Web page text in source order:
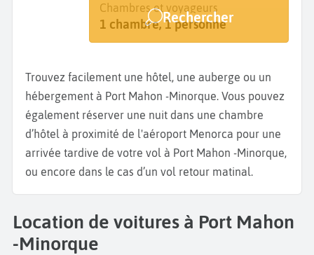
Destination
Minorque - Port Mahon
Dates
Dates de votre séjour
Chambres et voyageurs
1 chambre, 1 personne
Rechercher
Trouvez facilement une hôtel, une auberge ou un
hébergement à Port Mahon -Minorque. Vous pouvez
également réserver une nuit dans une chambre
d’hôtel à proximité de l'aéroport Menorca pour une
arrivée tardive de votre vol à Port Mahon -Minorque,
ou encore dans le cas d’un vol retour matinal.
Location de voitures à Port Mahon
-Minorque